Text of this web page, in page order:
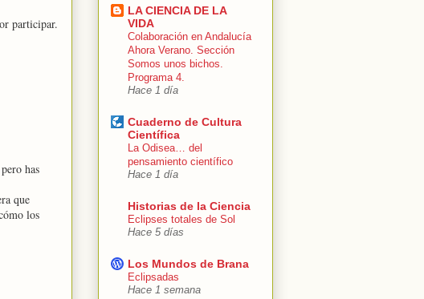
participar.
has
que
los
LA CIENCIA DE LA
VIDA
Colaboración en Andalucía
Ahora Verano. Sección
Somos unos bichos.
Programa 4.
Hace 1 día
Cuaderno de Cultura
Científica
La Odisea… del
pensamiento científico
Hace 1 día
Historias de la Ciencia
Eclipses totales de Sol
Hace 5 días
Los Mundos de Brana
Eclipsadas
Hace 1 semana